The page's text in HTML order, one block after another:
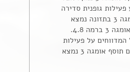
פעילות גופנית סדירה
ולא מתספים אומגה 3 בתזונה נמצא
ממוצע אינדקס אומגה 3 ברמה 4.8.
על פעילות
גופנית סדירה עם תוסף אומגה 3 נמצא